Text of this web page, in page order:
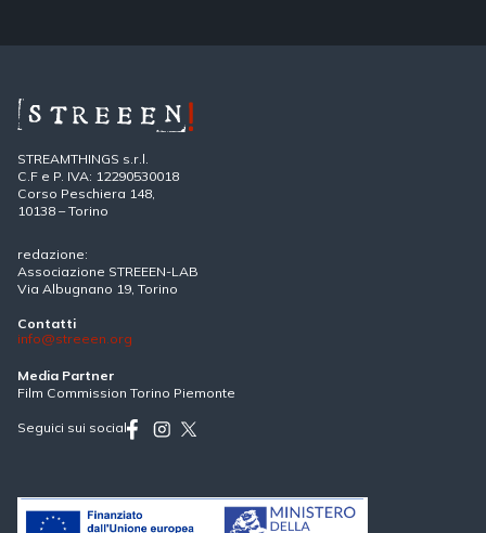
STREAMTHINGS s.r.l.
C.F e P. IVA: 12290530018
Corso Peschiera 148,
10138 – Torino
redazione:
Associazione STREEEN-LAB
Via Albugnano 19, Torino
Contatti
info@streeen.org
Media Partner
Film Commission Torino Piemonte
Seguici sui social